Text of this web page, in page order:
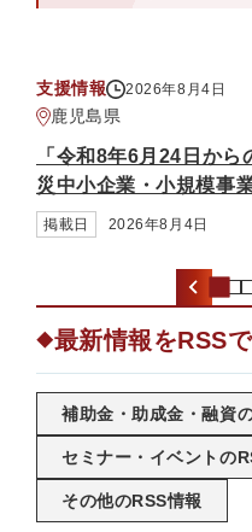
年8月4日
24日からの大雨に伴う災
小規模事業者支援措置を
8月4日
◆最新情報をRSS
補助金・助成金・融資
セミナー・イベントの
その他のRSS情報